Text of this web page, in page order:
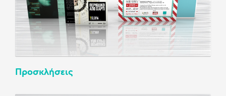
Προσκλήσεις